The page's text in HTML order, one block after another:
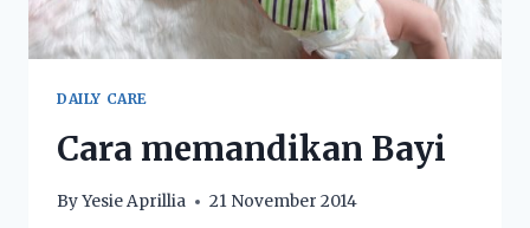
DAILY CARE
Cara memandikan Bayi
ByYesie Aprillia 21 November 2014